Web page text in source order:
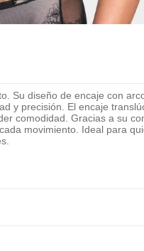
Su diseño de encaje con
y precisión. El encaje
comodidad. Gracias a su
movimiento. Ideal para